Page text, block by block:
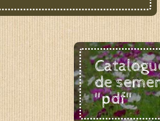
de
"pdf"